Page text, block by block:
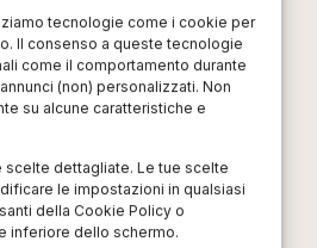
tecnologie come i cookie per
Il consenso a queste tecnologie
come il comportamento durante
(non) personalizzati. Non
su alcune caratteristiche e
scelte dettagliate. Le tue scelte
le impostazioni in qualsiasi
della Cookie Policy o
inferiore dello schermo.